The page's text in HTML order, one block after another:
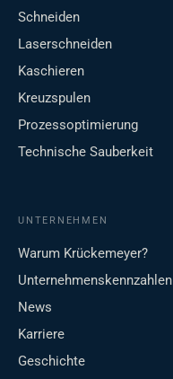
Schneiden
Laserschneiden
Kaschieren
Kreuzspulen
Prozessoptimierung
Technische Sauberkeit
UNTERNEHMEN
Warum Krückemeyer?
Unternehmenskennzahlen
News
Karriere
Geschichte